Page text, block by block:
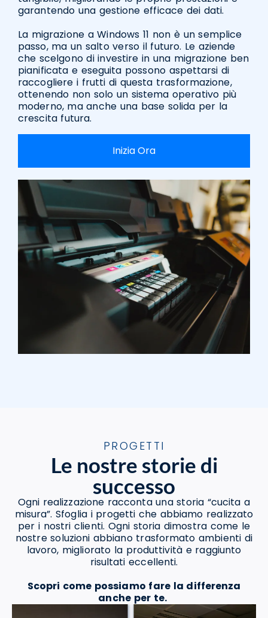
garantendo una gestione efficace dei dati.
La migrazione a Windows 11 non è un semplice
passo, ma un salto verso il futuro. Le aziende
che scelgono di investire in una migrazione ben
pianificata e eseguita possono aspettarsi di
raccogliere i frutti di questa trasformazione,
ottenendo non solo un sistema operativo più
moderno, ma anche una base solida per la
crescita futura.
Inizia Ora
PROGETTI
Le nostre storie di
successo
Ogni realizzazione racconta una storia “cucita a
misura”. Sfoglia i progetti che abbiamo realizzato
per i nostri clienti. Ogni storia dimostra come le
nostre soluzioni abbiano trasformato ambienti di
lavoro, migliorato la produttività e raggiunto
risultati eccellenti.
Scopri come possiamo fare la differenza
anche per te.